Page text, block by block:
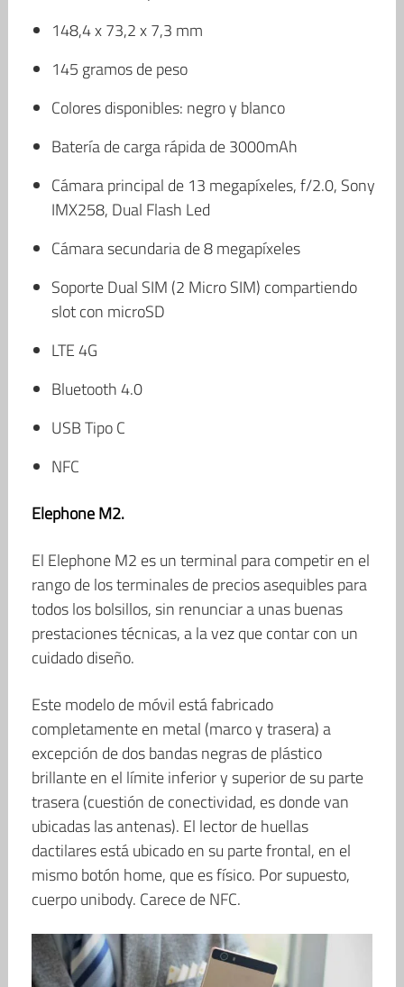
148,4 x 73,2 x 7,3 mm
145 gramos de peso
Colores disponibles: negro y blanco
Batería de carga rápida de 3000mAh
Cámara principal de 13 megapíxeles, f/2.0, Sony
IMX258, Dual Flash Led
Cámara secundaria de 8 megapíxeles
Soporte Dual SIM (2 Micro SIM) compartiendo
slot con microSD
LTE 4G
Bluetooth 4.0
USB Tipo C
NFC
Elephone M2.
El Elephone M2 es un terminal para competir en el
rango de los terminales de precios asequibles para
todos los bolsillos, sin renunciar a unas buenas
prestaciones técnicas, a la vez que contar con un
cuidado diseño.
Este modelo de móvil está fabricado
completamente en metal (marco y trasera) a
excepción de dos bandas negras de plástico
brillante en el límite inferior y superior de su parte
trasera (cuestión de conectividad, es donde van
ubicadas las antenas). El lector de huellas
dactilares está ubicado en su parte frontal, en el
mismo botón home, que es físico. Por supuesto,
cuerpo unibody. Carece de NFC.